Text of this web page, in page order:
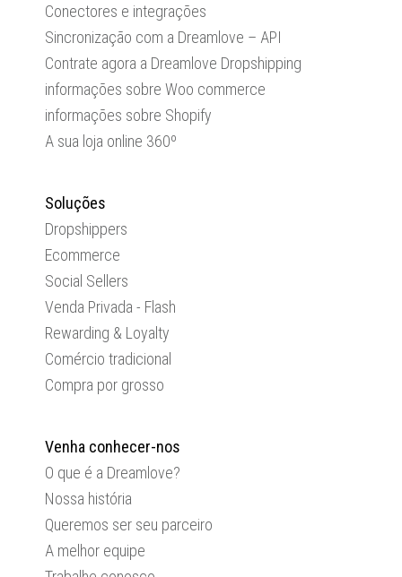
Conectores e integrações
Sincronização com a Dreamlove – API
Contrate agora a Dreamlove Dropshipping
informações sobre Woo commerce
informações sobre Shopify
A sua loja online 360º
Soluções
Dropshippers
Ecommerce
Social Sellers
Venda Privada - Flash
Rewarding & Loyalty
Comércio tradicional
Compra por grosso
Venha conhecer-nos
O que é a Dreamlove?
Nossa história
Queremos ser seu parceiro
A melhor equipe